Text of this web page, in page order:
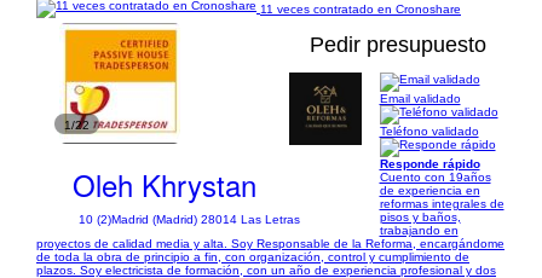
11 veces contratado en Cronoshare
1/22
Pedir presupuesto
Oleh Khrystan
10 (2)Madrid (Madrid) 28014 Las Letras
Email validado
Teléfono validado
Responde rápido
Cuento con 19años
de experiencia en
reformas integrales de
pisos y baños,
trabajando en
proyectos de calidad media y alta. Soy Responsable de la Reforma, encargándome
de toda la obra de principio a fin, con organización, control y cumplimiento de
plazos. Soy electricista de formación, con un año de experiencia profesional y dos